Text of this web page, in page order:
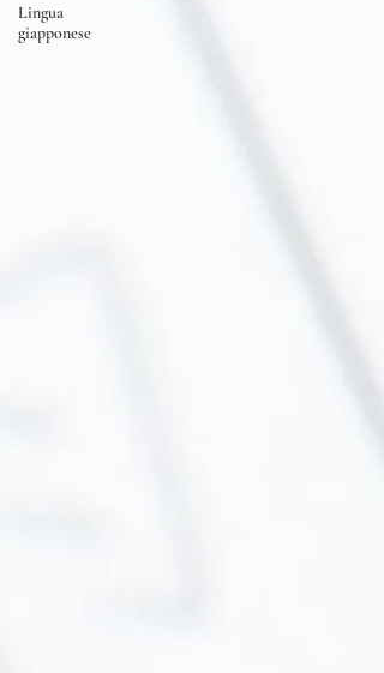
Lingua
giapponese